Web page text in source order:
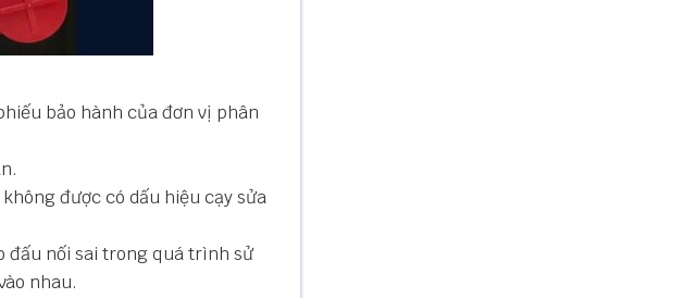
bảo hành của đơn vị phân
được có dấu hiệu cạy sửa
đấu nối sai trong quá trình sử
nhau.